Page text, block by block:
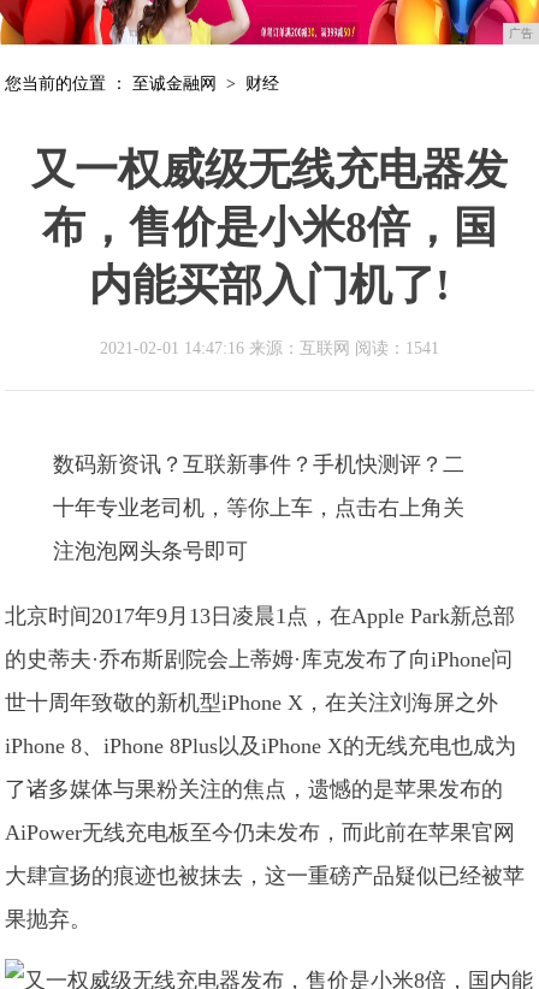
广告
您当前的位置 ： 至诚金融网 > 财经
又一权威级无线充电器发
布，售价是小米8倍，国
内能买部入门机了!
2021-02-01 14:47:16 来源：互联网 阅读：1541
数码新资讯？互联新事件？手机快测评？二
十年专业老司机，等你上车，点击右上角关
注泡泡网头条号即可
北京时间2017年9月13日凌晨1点，在Apple Park新总部
的史蒂夫·乔布斯剧院会上蒂姆·库克发布了向iPhone问
世十周年致敬的新机型iPhone X，在关注刘海屏之外
iPhone 8、iPhone 8Plus以及iPhone X的无线充电也成为
了诸多媒体与果粉关注的焦点，遗憾的是苹果发布的
AiPower无线充电板至今仍未发布，而此前在苹果官网
大肆宣扬的痕迹也被抹去，这一重磅产品疑似已经被苹
果抛弃。